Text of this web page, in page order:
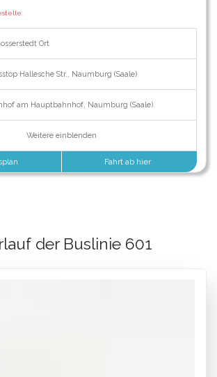
Ort
Hallesche Str., Naumburg (Saale)
am Hauptbahnhof, Naumburg (Saale)
Weitere einblenden
Fahrt ab hier
der Buslinie 601